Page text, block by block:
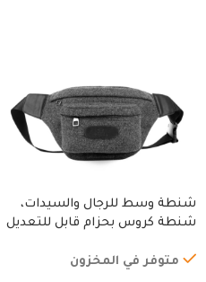
شنطة وسط للرجال والسيدات،
شنطة كروس بحزام قابل للتعديل
السفر، الجري العادي، المشي
متوفر في المخزون